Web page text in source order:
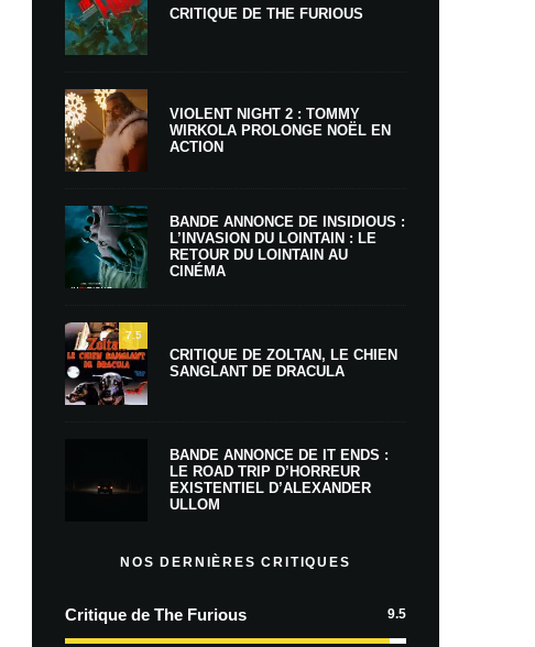
CRITIQUE DE THE FURIOUS
VIOLENT NIGHT 2 : TOMMY
WIRKOLA PROLONGE NOËL EN
ACTION
BANDE ANNONCE DE INSIDIOUS :
L’INVASION DU LOINTAIN : LE
RETOUR DU LOINTAIN AU
CINÉMA
7.5
CRITIQUE DE ZOLTAN, LE CHIEN
SANGLANT DE DRACULA
BANDE ANNONCE DE IT ENDS :
LE ROAD TRIP D’HORREUR
EXISTENTIEL D’ALEXANDER
ULLOM
NOS DERNIÈRES CRITIQUES
Critique de The Furious 9.5